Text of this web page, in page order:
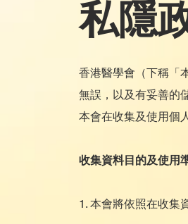
私隱
香港醫學會（下稱「
無誤，以及有妥善的
本會在收集及使用個
收集資料目的及使用
1. 本會將依照在收集